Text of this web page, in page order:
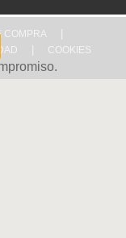
COMPRA
COOKIES